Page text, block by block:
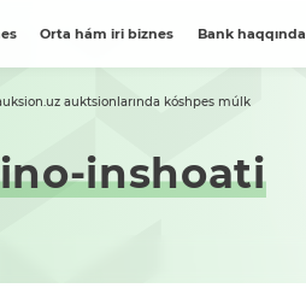
Orta hám iri biznes Bank haqqında
auktsionlarında kóshpes múlk
inshoati